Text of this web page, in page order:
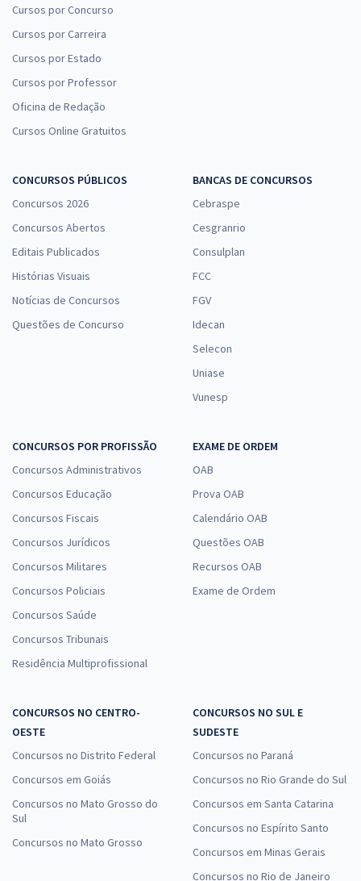
Cursos por Concurso
Cursos por Carreira
Cursos por Estado
Cursos por Professor
Oficina de Redação
Cursos Online Gratuitos
CONCURSOS PÚBLICOS
Concursos 2026
Concursos Abertos
Editais Publicados
Histórias Visuais
Notícias de Concursos
Questões de Concurso
BANCAS DE CONCURSOS
Cebraspe
Cesgranrio
Consulplan
FCC
FGV
Idecan
Selecon
Uniase
Vunesp
CONCURSOS POR PROFISSÃO
Concursos Administrativos
Concursos Educação
Concursos Fiscais
Concursos Jurídicos
Concursos Militares
Concursos Policiais
Concursos Saúde
Concursos Tribunais
Residência Multiprofissional
EXAME DE ORDEM
OAB
Prova OAB
Calendário OAB
Questões OAB
Recursos OAB
Exame de Ordem
CONCURSOS NO CENTRO-
OESTE
Concursos no Distrito Federal
Concursos em Goiás
Concursos no Mato Grosso do
Sul
Concursos no Mato Grosso
CONCURSOS NO SUL E
SUDESTE
Concursos no Paraná
Concursos no Rio Grande do Sul
Concursos em Santa Catarina
Concursos no Espírito Santo
Concursos em Minas Gerais
Concursos no Rio de Janeiro